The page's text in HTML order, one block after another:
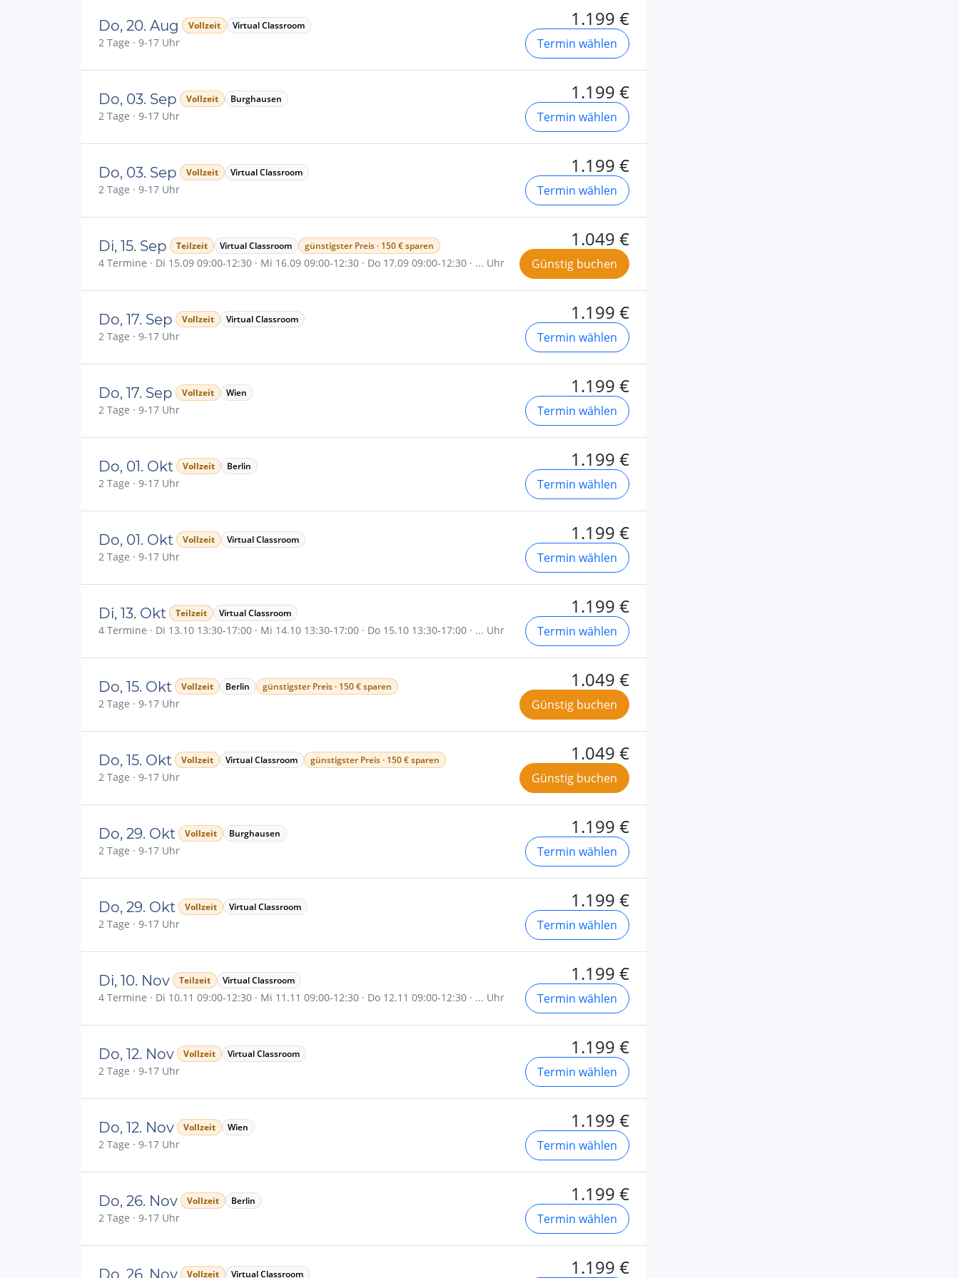
Do, 20. Aug Vollzeit Virtual Classroom
2 Tage · 9-17 Uhr
1.199 €
Termin wählen
Do, 03. Sep Vollzeit Burghausen
2 Tage · 9-17 Uhr
1.199 €
Termin wählen
Do, 03. Sep Vollzeit Virtual Classroom
2 Tage · 9-17 Uhr
1.199 €
Termin wählen
Di, 15. Sep Teilzeit Virtual Classroom günstigster Preis · 150 € sparen
4 Termine · Di 15.09 09:00-12:30 · Mi 16.09 09:00-12:30 · Do 17.09 09:00-12:30 · ... Uhr
1.049 €
Günstig buchen
Do, 17. Sep Vollzeit Virtual Classroom
2 Tage · 9-17 Uhr
1.199 €
Termin wählen
Do, 17. Sep Vollzeit Wien
2 Tage · 9-17 Uhr
1.199 €
Termin wählen
Do, 01. Okt Vollzeit Berlin
2 Tage · 9-17 Uhr
1.199 €
Termin wählen
Do, 01. Okt Vollzeit Virtual Classroom
2 Tage · 9-17 Uhr
1.199 €
Termin wählen
Di, 13. Okt Teilzeit Virtual Classroom
4 Termine · Di 13.10 13:30-17:00 · Mi 14.10 13:30-17:00 · Do 15.10 13:30-17:00 · ... Uhr
1.199 €
Termin wählen
Do, 15. Okt Vollzeit Berlin günstigster Preis · 150 € sparen
2 Tage · 9-17 Uhr
1.049 €
Günstig buchen
Do, 15. Okt Vollzeit Virtual Classroom günstigster Preis · 150 € sparen
2 Tage · 9-17 Uhr
1.049 €
Günstig buchen
Do, 29. Okt Vollzeit Burghausen
2 Tage · 9-17 Uhr
1.199 €
Termin wählen
Do, 29. Okt Vollzeit Virtual Classroom
2 Tage · 9-17 Uhr
1.199 €
Termin wählen
Di, 10. Nov Teilzeit Virtual Classroom
4 Termine · Di 10.11 09:00-12:30 · Mi 11.11 09:00-12:30 · Do 12.11 09:00-12:30 · ... Uhr
1.199 €
Termin wählen
Do, 12. Nov Vollzeit Virtual Classroom
2 Tage · 9-17 Uhr
1.199 €
Termin wählen
Do, 12. Nov Vollzeit Wien
2 Tage · 9-17 Uhr
1.199 €
Termin wählen
Do, 26. Nov Vollzeit Berlin
2 Tage · 9-17 Uhr
1.199 €
Termin wählen
Do, 26. Nov Vollzeit Virtual Classroom 1.199 €